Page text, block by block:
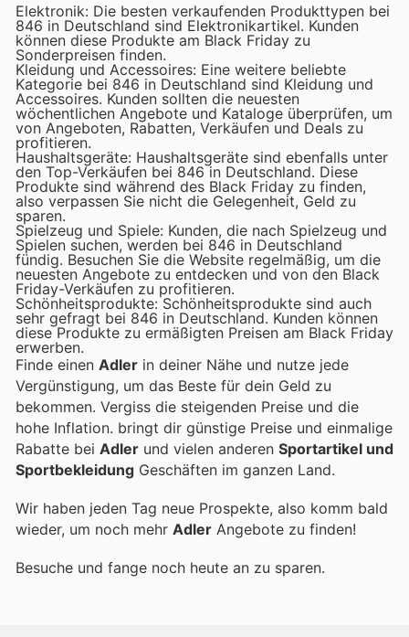
Elektronik: Die besten verkaufenden Produkttypen bei
846 in Deutschland sind Elektronikartikel. Kunden
können diese Produkte am Black Friday zu
Sonderpreisen finden.
Kleidung und Accessoires: Eine weitere beliebte
Kategorie bei 846 in Deutschland sind Kleidung und
Accessoires. Kunden sollten die neuesten
wöchentlichen Angebote und Kataloge überprüfen, um
von Angeboten, Rabatten, Verkäufen und Deals zu
profitieren.
Haushaltsgeräte: Haushaltsgeräte sind ebenfalls unter
den Top-Verkäufen bei 846 in Deutschland. Diese
Produkte sind während des Black Friday zu finden,
also verpassen Sie nicht die Gelegenheit, Geld zu
sparen.
Spielzeug und Spiele: Kunden, die nach Spielzeug und
Spielen suchen, werden bei 846 in Deutschland
fündig. Besuchen Sie die Website regelmäßig, um die
neuesten Angebote zu entdecken und von den Black
Friday-Verkäufen zu profitieren.
Schönheitsprodukte: Schönheitsprodukte sind auch
sehr gefragt bei 846 in Deutschland. Kunden können
diese Produkte zu ermäßigten Preisen am Black Friday
erwerben.
Finde einen Adler in deiner Nähe und nutze jede
Vergünstigung, um das Beste für dein Geld zu
bekommen. Vergiss die steigenden Preise und die
hohe Inflation. bringt dir günstige Preise und einmalige
Rabatte bei Adler und vielen anderen Sportartikel und
Sportbekleidung Geschäften im ganzen Land.
Wir haben jeden Tag neue Prospekte, also komm bald
wieder, um noch mehr Adler Angebote zu finden!
Besuche und fange noch heute an zu sparen.